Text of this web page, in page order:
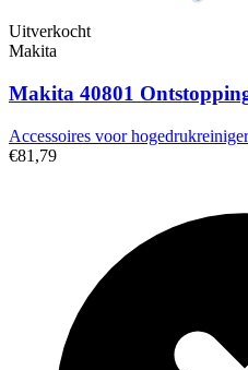
Uitverkocht
Makita
Makita 40801
Accessoires voor
€81,79